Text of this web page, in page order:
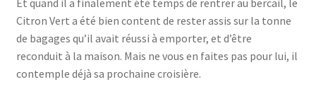
Citron Vert a été bien content de rester assis sur la tonne
de bagages qu’il avait réussi à emporter, et d’être
reconduit à la maison. Mais ne vous en faites pas pour lui, il
contemple déjà sa prochaine croisière.